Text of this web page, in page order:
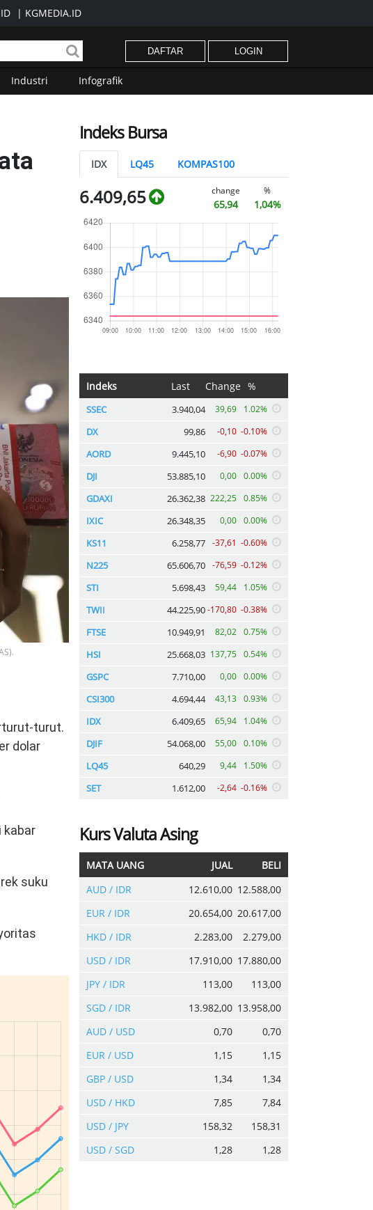
| KGMEDIA.ID
DAFTAR LOGIN
Industri Infografik
turut.
dolar
kabar
suku
Indeks Bursa
IDX LQ45 KOMPAS100
6.409,65 change
65,94
%
1,04%
Indeks Last Change %
SSEC 3.940,04 39,69 1.02%
DX 99,86 -0,10 -0.10%
AORD 9.445,10 -6,90 -0.07%
DJI 53.885,10 0,00 0.00%
GDAXI 26.362,38 222,25 0.85%
IXIC 26.348,35 0,00 0.00%
KS11 6.258,77 -37,61 -0.60%
N225 65.606,70 -76,59 -0.12%
STI 5.698,43 59,44 1.05%
TWII 44.225,90-170,80 -0.38%
FTSE 10.949,91 82,02 0.75%
HSI 25.668,03 137,75 0.54%
GSPC 7.710,00 0,00 0.00%
CSI300 4.694,44 43,13 0.93%
IDX 6.409,65 65,94 1.04%
DJIF 54.068,00 55,00 0.10%
LQ45 640,29 9,44 1.50%
SET 1.612,00 -2,64 -0.16%
Kurs Valuta Asing
MATA UANG JUAL
BELI
AUD / IDR
12.610,00 12.588,00
EUR / IDR
20.654,00 20.617,00
HKD / IDR
2.283,00
2.279,00
USD / IDR
17.910,00 17.880,00
JPY / IDR
113,00
113,00
SGD / IDR
13.982,00 13.958,00
AUD / USD
0,70
0,70
EUR / USD
1,15
1,15
GBP / USD
1,34
1,34
USD / HKD
7,85
7,84
USD / JPY
158,32
158,31
USD / SGD
1,28 1,28